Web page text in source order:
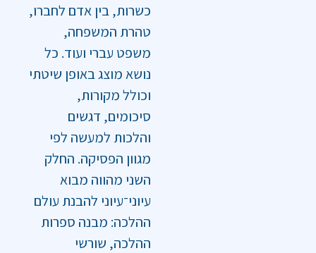
כשרות, בין אדם לחברו,
טהרת המשפחה,
משפט עברי ועוד. כל
נושא מוצג באופן שיטתי
וכולל מקורות,
סיכומים, דגשים
והלכות למעשה לפי
מגוון הפסיקה. החלק
השני מהווה מבוא
עיוני־עיוני להבנת עולם
ההלכה: מבנה ספרות
ההלכה, שורשי